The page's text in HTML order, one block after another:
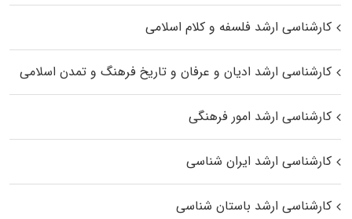
کارشناسی ارشد فلسفه و کلام اسلامی
کارشناسی ارشد ادیان و عرفان و تاریخ فرهنگ و تمدن اسلامی
کارشناسی ارشد امور فرهنگی
کارشناسی ارشد ایران شناسی
کارشناسی ارشد باستان شناسی